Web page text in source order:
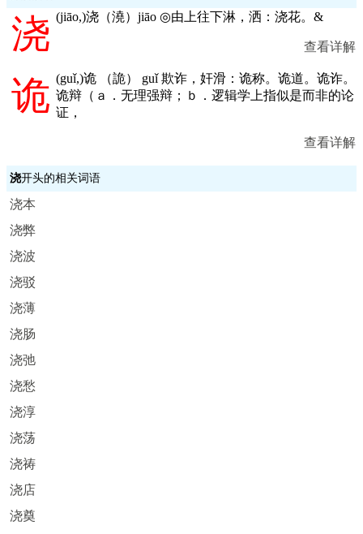
浇 (jiāo,)浇（澆）jiāo ◎由上往下淋，洒：浇花。&
查看详解
诡 (guǐ,)诡 （詭） guǐ 欺诈，奸滑：诡称。诡道。诡诈。
诡辩（ａ．无理强辩；ｂ．逻辑学上指似是而非的论
证，
查看详解
浇开头的相关词语
浇本
浇弊
浇波
浇驳
浇薄
浇肠
浇弛
浇愁
浇淳
浇荡
浇祷
浇店
浇奠